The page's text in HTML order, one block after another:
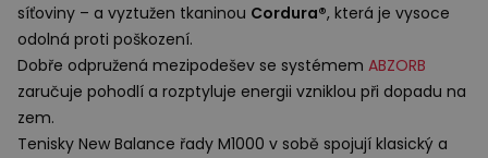
síťoviny – a vyztužen tkaninou Cordura®, která je vysoce
odolná proti poškození.
Dobře odpružená mezipodešev se systémem ABZORB
zaručuje pohodlí a rozptyluje energii vzniklou při dopadu na
zem.
Tenisky New Balance řady M1000 v sobě spojují klasický a